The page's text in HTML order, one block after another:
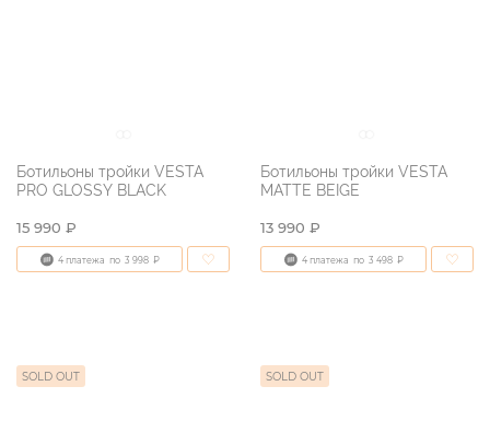
Ботильоны тройки VESTA
PRO GLOSSY BLACK
15 990 ₽
4 платежа по 3 998 ₽
Ботильоны тройки VESTA
MATTE BEIGE
13 990 ₽
4 платежа по 3 498 ₽
SOLD OUT SOLD OUT